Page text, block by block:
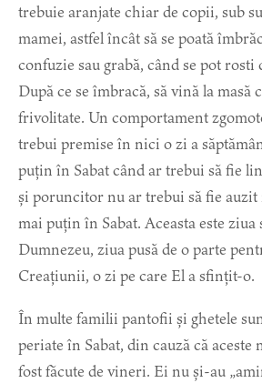
trebuie aranjate chiar de copii, sub
mamei, astfel încât să se poată
confuzie sau grabă, când se pot
După ce se îmbracă, să vină la masă
frivolitate. Un comportament
trebui premise în nici o zi a
puțin în Sabat când ar trebui să fie
și poruncitor nu ar trebui să fie auzit
mai puțin în Sabat. Aceasta este ziua
Dumnezeu, ziua pusă de o parte
Creațiunii, o zi pe care El a sfințit-o.
În multe familii pantofii și ghetele
periate în Sabat, din cauză că
fost făcute de vineri. Ei nu și-au